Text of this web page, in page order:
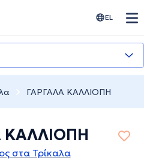
EL
ΓΑΡΓΑΛΑ ΚΑΛΛΙΟΠΗ
ΚΑΛΛΙΟΠΗ
στα Τρίκαλα